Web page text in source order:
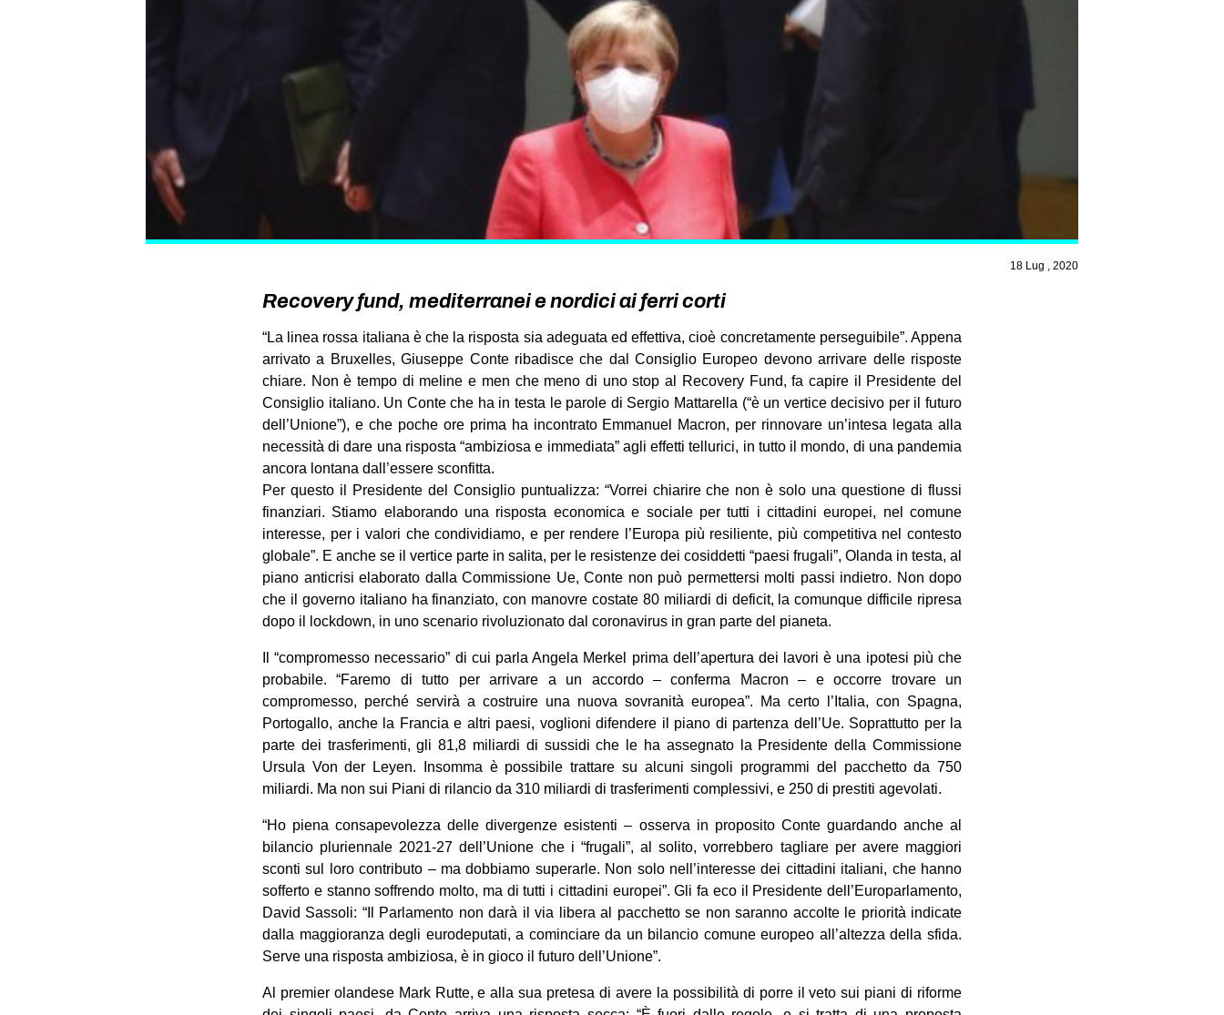
18 Lug , 2020
Recovery fund, mediterranei e nordici ai ferri corti
“La linea rossa italiana è che la risposta sia adeguata ed effettiva, cioè concretamente perseguibile”. Appena
arrivato a Bruxelles, Giuseppe Conte ribadisce che dal Consiglio Europeo devono arrivare delle risposte
chiare. Non è tempo di meline e men che meno di uno stop al Recovery Fund, fa capire il Presidente del
Consiglio italiano. Un Conte che ha in testa le parole di Sergio Mattarella (“è un vertice decisivo per il futuro
dell’Unione”), e che poche ore prima ha incontrato Emmanuel Macron, per rinnovare un’intesa legata alla
necessità di dare una risposta “ambiziosa e immediata” agli effetti tellurici, in tutto il mondo, di una pandemia
ancora lontana dall’essere sconfitta.
Per questo il Presidente del Consiglio puntualizza: “Vorrei chiarire che non è solo una questione di flussi
finanziari. Stiamo elaborando una risposta economica e sociale per tutti i cittadini europei, nel comune
interesse, per i valori che condividiamo, e per rendere l’Europa più resiliente, più competitiva nel contesto
globale”. E anche se il vertice parte in salita, per le resistenze dei cosiddetti “paesi frugali”, Olanda in testa, al
piano anticrisi elaborato dalla Commissione Ue, Conte non può permettersi molti passi indietro. Non dopo
che il governo italiano ha finanziato, con manovre costate 80 miliardi di deficit, la comunque difficile ripresa
dopo il lockdown, in uno scenario rivoluzionato dal coronavirus in gran parte del pianeta.
Il “compromesso necessario” di cui parla Angela Merkel prima dell’apertura dei lavori è una ipotesi più che
probabile. “Faremo di tutto per arrivare a un accordo – conferma Macron – e occorre trovare un
compromesso, perché servirà a costruire una nuova sovranità europea”. Ma certo l’Italia, con Spagna,
Portogallo, anche la Francia e altri paesi, voglioni difendere il piano di partenza dell’Ue. Soprattutto per la
parte dei trasferimenti, gli 81,8 miliardi di sussidi che le ha assegnato la Presidente della Commissione
Ursula Von der Leyen. Insomma è possibile trattare su alcuni singoli programmi del pacchetto da 750
miliardi. Ma non sui Piani di rilancio da 310 miliardi di trasferimenti complessivi, e 250 di prestiti agevolati.
“Ho piena consapevolezza delle divergenze esistenti – osserva in proposito Conte guardando anche al
bilancio pluriennale 2021-27 dell’Unione che i “frugali”, al solito, vorrebbero tagliare per avere maggiori
sconti sul loro contributo – ma dobbiamo superarle. Non solo nell’interesse dei cittadini italiani, che hanno
sofferto e stanno soffrendo molto, ma di tutti i cittadini europei”. Gli fa eco il Presidente dell’Europarlamento,
David Sassoli: “Il Parlamento non darà il via libera al pacchetto se non saranno accolte le priorità indicate
dalla maggioranza degli eurodeputati, a cominciare da un bilancio comune europeo all’altezza della sfida.
Serve una risposta ambiziosa, è in gioco il futuro dell’Unione”.
Al premier olandese Mark Rutte, e alla sua pretesa di avere la possibilità di porre il veto sui piani di riforme